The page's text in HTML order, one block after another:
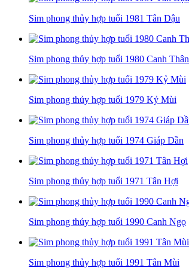
Sim phong thủy hợp tuổi 1981 Tân Dậu
Sim phong thủy hợp tuổi 1980 Canh Thân
Sim phong thủy hợp tuổi 1979 Kỷ Mùi
Sim phong thủy hợp tuổi 1974 Giáp Dần
Sim phong thủy hợp tuổi 1971 Tân Hợi
Sim phong thủy hợp tuổi 1990 Canh Ngọ
Sim phong thủy hợp tuổi 1991 Tân Mùi